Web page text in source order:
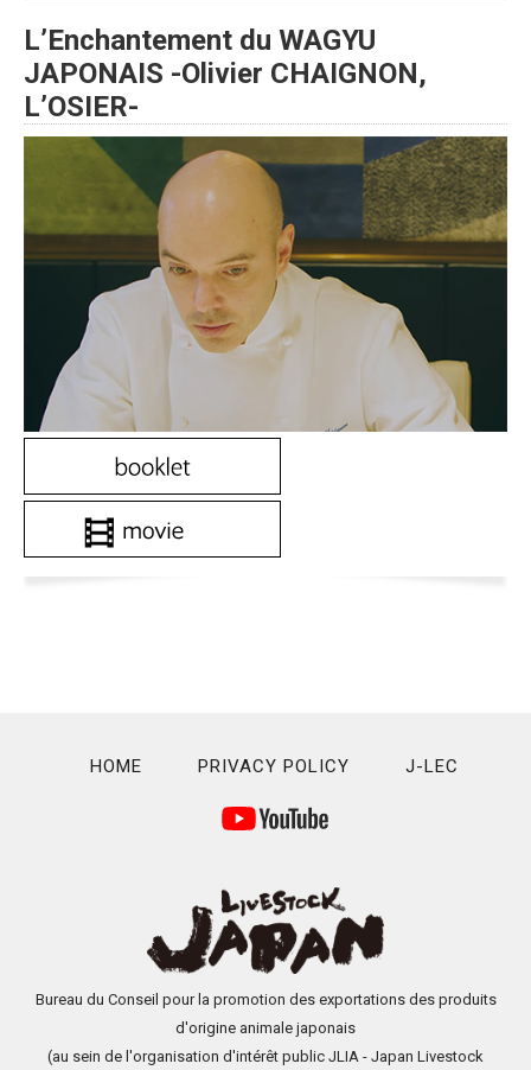
L’Enchantement du WAGYU
JAPONAIS -Olivier CHAIGNON,
L’OSIER-
HOME PRIVACY POLICY J-LEC
Bureau du Conseil pour la promotion des exportations des produits
d'origine animale japonais
(au sein de l'organisation d'intérêt public JLIA - Japan Livestock